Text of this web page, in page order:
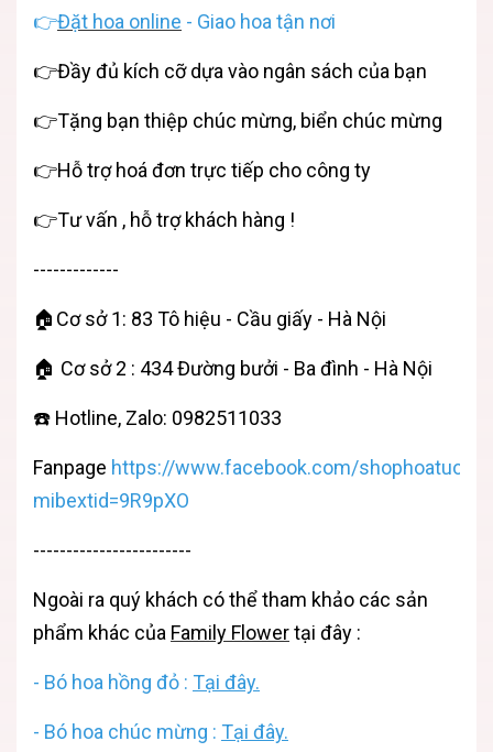
👉Đặt hoa online - Giao hoa tận nơi
👉Đầy đủ kích cỡ dựa vào ngân sách của bạn
👉Tặng bạn thiệp chúc mừng, biển chúc mừng
👉Hỗ trợ hoá đơn trực tiếp cho công ty
👉Tư vấn , hỗ trợ khách hàng !
-------------
🏠Cơ sở 1: 83 Tô hiệu - Cầu giấy - Hà Nội
🏠 Cơ sở 2 : 434 Đường bưởi - Ba đình - Hà Nội
☎️ Hotline, Zalo: 0982511033
Fanpage https://www.facebook.com/
mibextid=9R9pXO
------------------------
Ngoài ra quý khách có thể tham khảo các sản
phẩm khác của Family Flowertại đây :
- Bó hoa hồng đỏ : Tại đây.
- Bó hoa chúc mừng : Tại đây.